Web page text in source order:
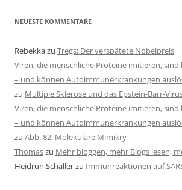
NEUESTE KOMMENTARE
Rebekkazu Tregs: Der verspätete Nobelpreis
Viren, die menschliche Proteine imitieren,
– und können Autoimmunerkrankungen
zu Multiple Sklerose und das Epstein-Barr-
Viren, die menschliche Proteine imitieren,
– und können Autoimmunerkrankungen
zu Abb. 82: Molekulare Mimikry
Thomaszu Mehr bloggen, mehr Blogs lesen,
Heidrun Schallerzu Immunreaktionen auf